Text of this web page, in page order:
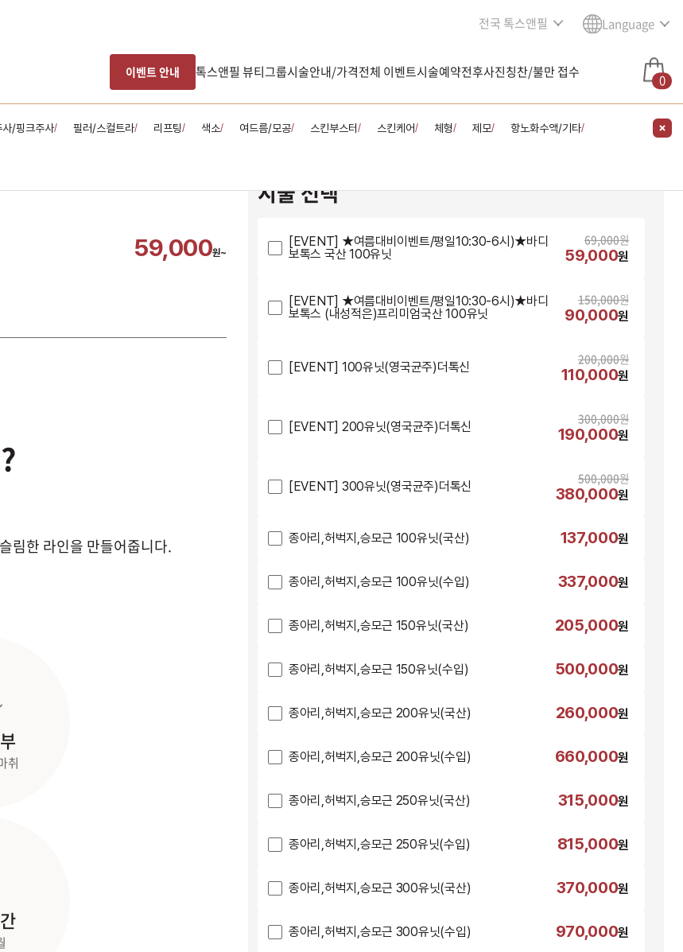
전국 톡스앤필 Language
이벤트 안내 톡스앤필 뷰티그룹시술안내/가격전체 이벤트시술예약전후사진칭찬/불만 접수 0
/핑크주사/ 필러/스컬트라/ 리프팅/ 색소/ 여드름/모공/ 스킨부스터/ 스킨케어/ 체형/ 제모/ 항노화수액/기타/
59,000원~
시술 선택
[EVENT] ★여름대비이벤트/평일10:30-6시)★바디
보톡스 국산 100유닛
69,000원
59,000원
[EVENT] ★여름대비이벤트/평일10:30-6시)★바디
보톡스 (내성적은)프리미엄국산 100유닛
150,000원
90,000원
[EVENT] 100유닛(영국균주)더톡신 200,000원
110,000원
[EVENT] 200유닛(영국균주)더톡신 300,000원
190,000원
[EVENT] 300유닛(영국균주)더톡신 500,000원
380,000원
종아리,허벅지,승모근 100유닛(국산) 137,000원
종아리,허벅지,승모근 100유닛(수입) 337,000원
종아리,허벅지,승모근 150유닛(국산) 205,000원
종아리,허벅지,승모근 150유닛(수입) 500,000원
종아리,허벅지,승모근 200유닛(국산) 260,000원
종아리,허벅지,승모근 200유닛(수입) 660,000원
종아리,허벅지,승모근 250유닛(국산) 315,000원
종아리,허벅지,승모근 250유닛(수입) 815,000원
종아리,허벅지,승모근 300유닛(국산) 370,000원
종아리,허벅지,승모근 300유닛(수입) 970,000원
림한 라인을 만들어줍니다.
취